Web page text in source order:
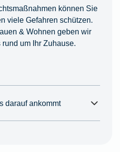
können Sie
viele Gefahren schützen.
& Wohnen geben wir
rund um Ihr Zuhause.
darauf ankommt